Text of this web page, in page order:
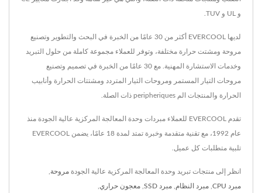
و UL و TUV.
لديها EVERCOOL أكثر من 30 عامًا من الخبرة في البحث والتطوير وتصنيع
مروحة ومشتت حرارة مختلفة، وتوفر للعملاء مجموعة كاملة من حلول التبريد
وخدمات الاستشارة المهنية. مع 30 عامًا من الخبرة في تصميم وتصنيع
مروحات التيار المستمر ومروحات التيار المتردد ومشتتات الحرارة وأنابيب
الحرارة والمنتجات الم peripheriques ذات الصلة.
تقدم EVERCOOL للعملاء مبردات وحدة المعالجة المركزية عالية الجودة منذ
عام 1992، مع تقنية متقدمة وخبرة تمتد لمدة 18 عامًا، يضمن EVERCOOL
تلبية متطلبات كل عميل.
انظر إلى منتجات تبريد وحدة المعالجة المركزية عالية الجودة مروحة
مبرد CPU مبرد النظام مبرد SSD معجون حراري